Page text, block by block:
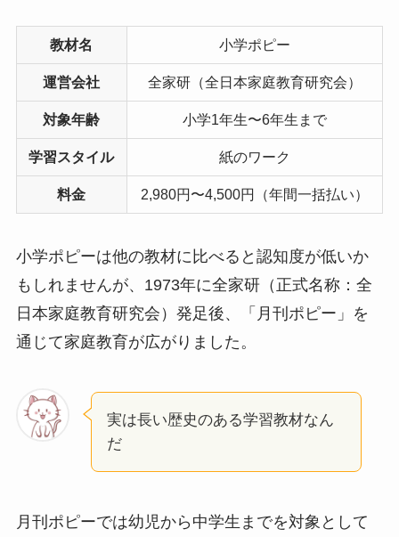
教材名 小学ポピー
運営会社 全家研（全日本家庭教育研究会）
対象年齢 小学1年生〜6年生まで
学習スタイル 紙のワーク
料金 2,980円〜4,500円（年間一括払い）
小学ポピーは他の教材に比べると認知度が低いか
もしれませんが、1973年に全家研（正式名称：全
日本家庭教育研究会）発足後、「月刊ポピー」を
通じて家庭教育が広がりました。
実は長い歴史のある学習教材なん
だ
月刊ポピーでは幼児から中学生までを対象として